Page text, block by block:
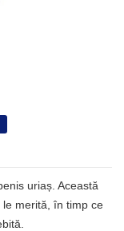
uriaș. Această
merită, în timp ce